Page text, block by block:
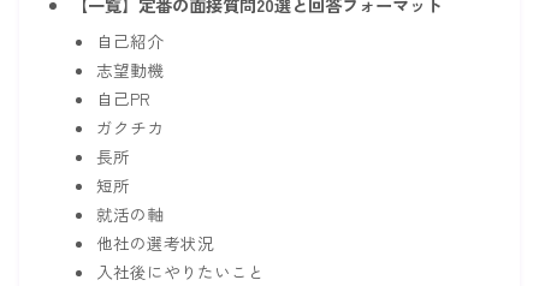
自己紹介
志望動機
自己PR
ガクチカ
長所
短所
就活の軸
他社の選考状況
入社後にやりたいこと